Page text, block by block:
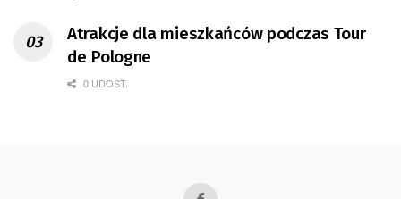
Atrakcje dla mieszkańców podczas Tour
de Pologne
0 UDOST.